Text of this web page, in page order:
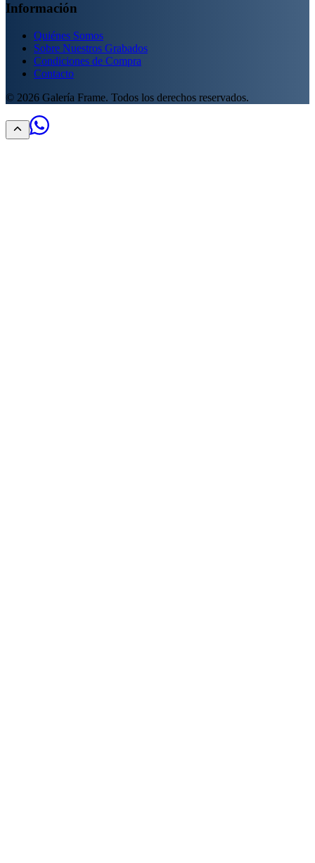
Información
Quiénes Somos
Sobre Nuestros Grabados
Condiciones de Compra
Contacto
© 2026 Galería Frame. Todos los derechos reservados.